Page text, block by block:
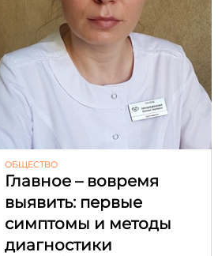
ОБЩЕСТВО
Главное – вовремя
выявить: первые
симптомы и методы
диагностики